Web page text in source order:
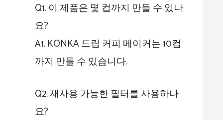
Q1. 이 제품은 몇 컵까지 만들 수 있나
요?
A1. KONKA 드립 커피 메이커는 10컵
까지 만들 수 있습니다.
Q2. 재사용 가능한 필터를 사용하나
요?